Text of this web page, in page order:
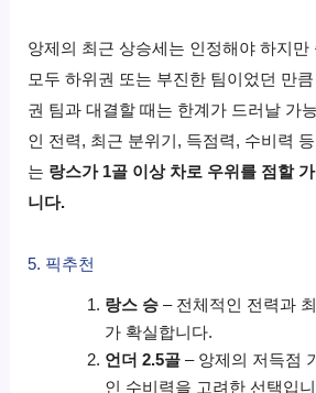
앙제의 최근 상승세는 인정해야 하지만
모두 하위권 또는 부진한 팀이었던 만
권 팀과 대결할 때는 한계가 드러날 가
인 전력, 최근 분위기, 득점력, 수비력
는 랑스가 1골 이상 차로 우위를 점할
니다.
5. 픽추천
랑스 승– 전체적인 전력과
가 확실합니다.
언더 2.5골– 앙제의 저득점
인 수비력을 고려한 선택입